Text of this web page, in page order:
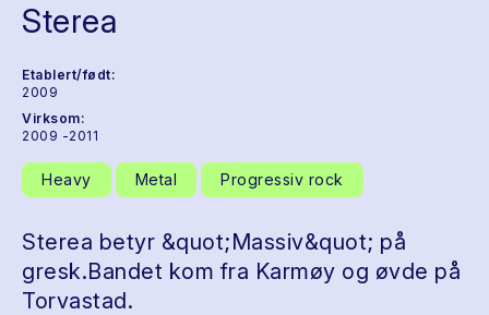
Sterea
Etablert/født:
2009
Virksom:
2009 -2011
Heavy Metal Progressiv rock
Sterea betyr &quot;Massiv&quot; på
gresk.Bandet kom fra Karmøy og øvde på
Torvastad.